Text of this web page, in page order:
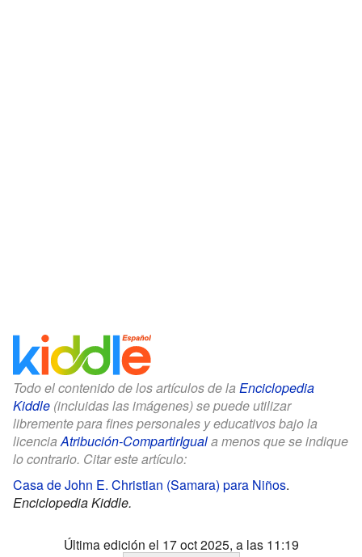
Todo el contenido de los artículos de la Enciclopedia
Kiddle (incluidas las imágenes) se puede utilizar
libremente para fines personales y educativos bajo la
licenciaAtribución-CompartirIguala menos que se indique
lo contrario. Citar este artículo:
Casa de John E. Christian (Samara) para Niños.
Enciclopedia Kiddle.
Última edición el 17 oct 2025, a las 11:19